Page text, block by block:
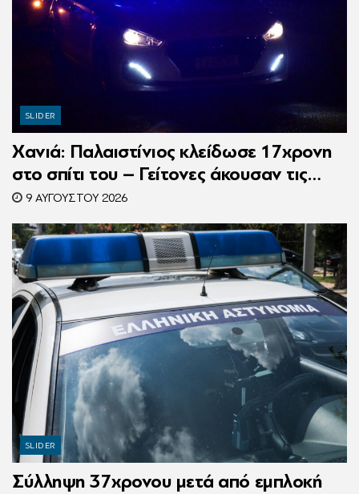
SLIDER
Χανιά: Παλαιστίνιος κλείδωσε 17χρονη
στο σπίτι του – Γείτονες άκουσαν τις
φωνές της και κάλεσαν την Αστυνομία
9 ΑΥΓΟΎΣΤΟΥ 2026
SLIDER
Σύλληψη 37χρονου μετά από εμπλοκή